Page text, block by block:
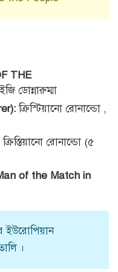
THE
ডোন্নারুম্মা
ক্রিস্টিয়ানো রোনাল্ডো ,
ক্রিস্তিয়ানো রোনাল্ডো (৫
of the Match in
।